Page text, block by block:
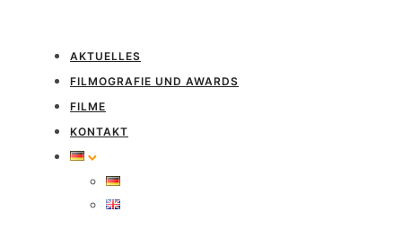
AKTUELLES
FILMOGRAFIE UND AWARDS
FILME
KONTAKT